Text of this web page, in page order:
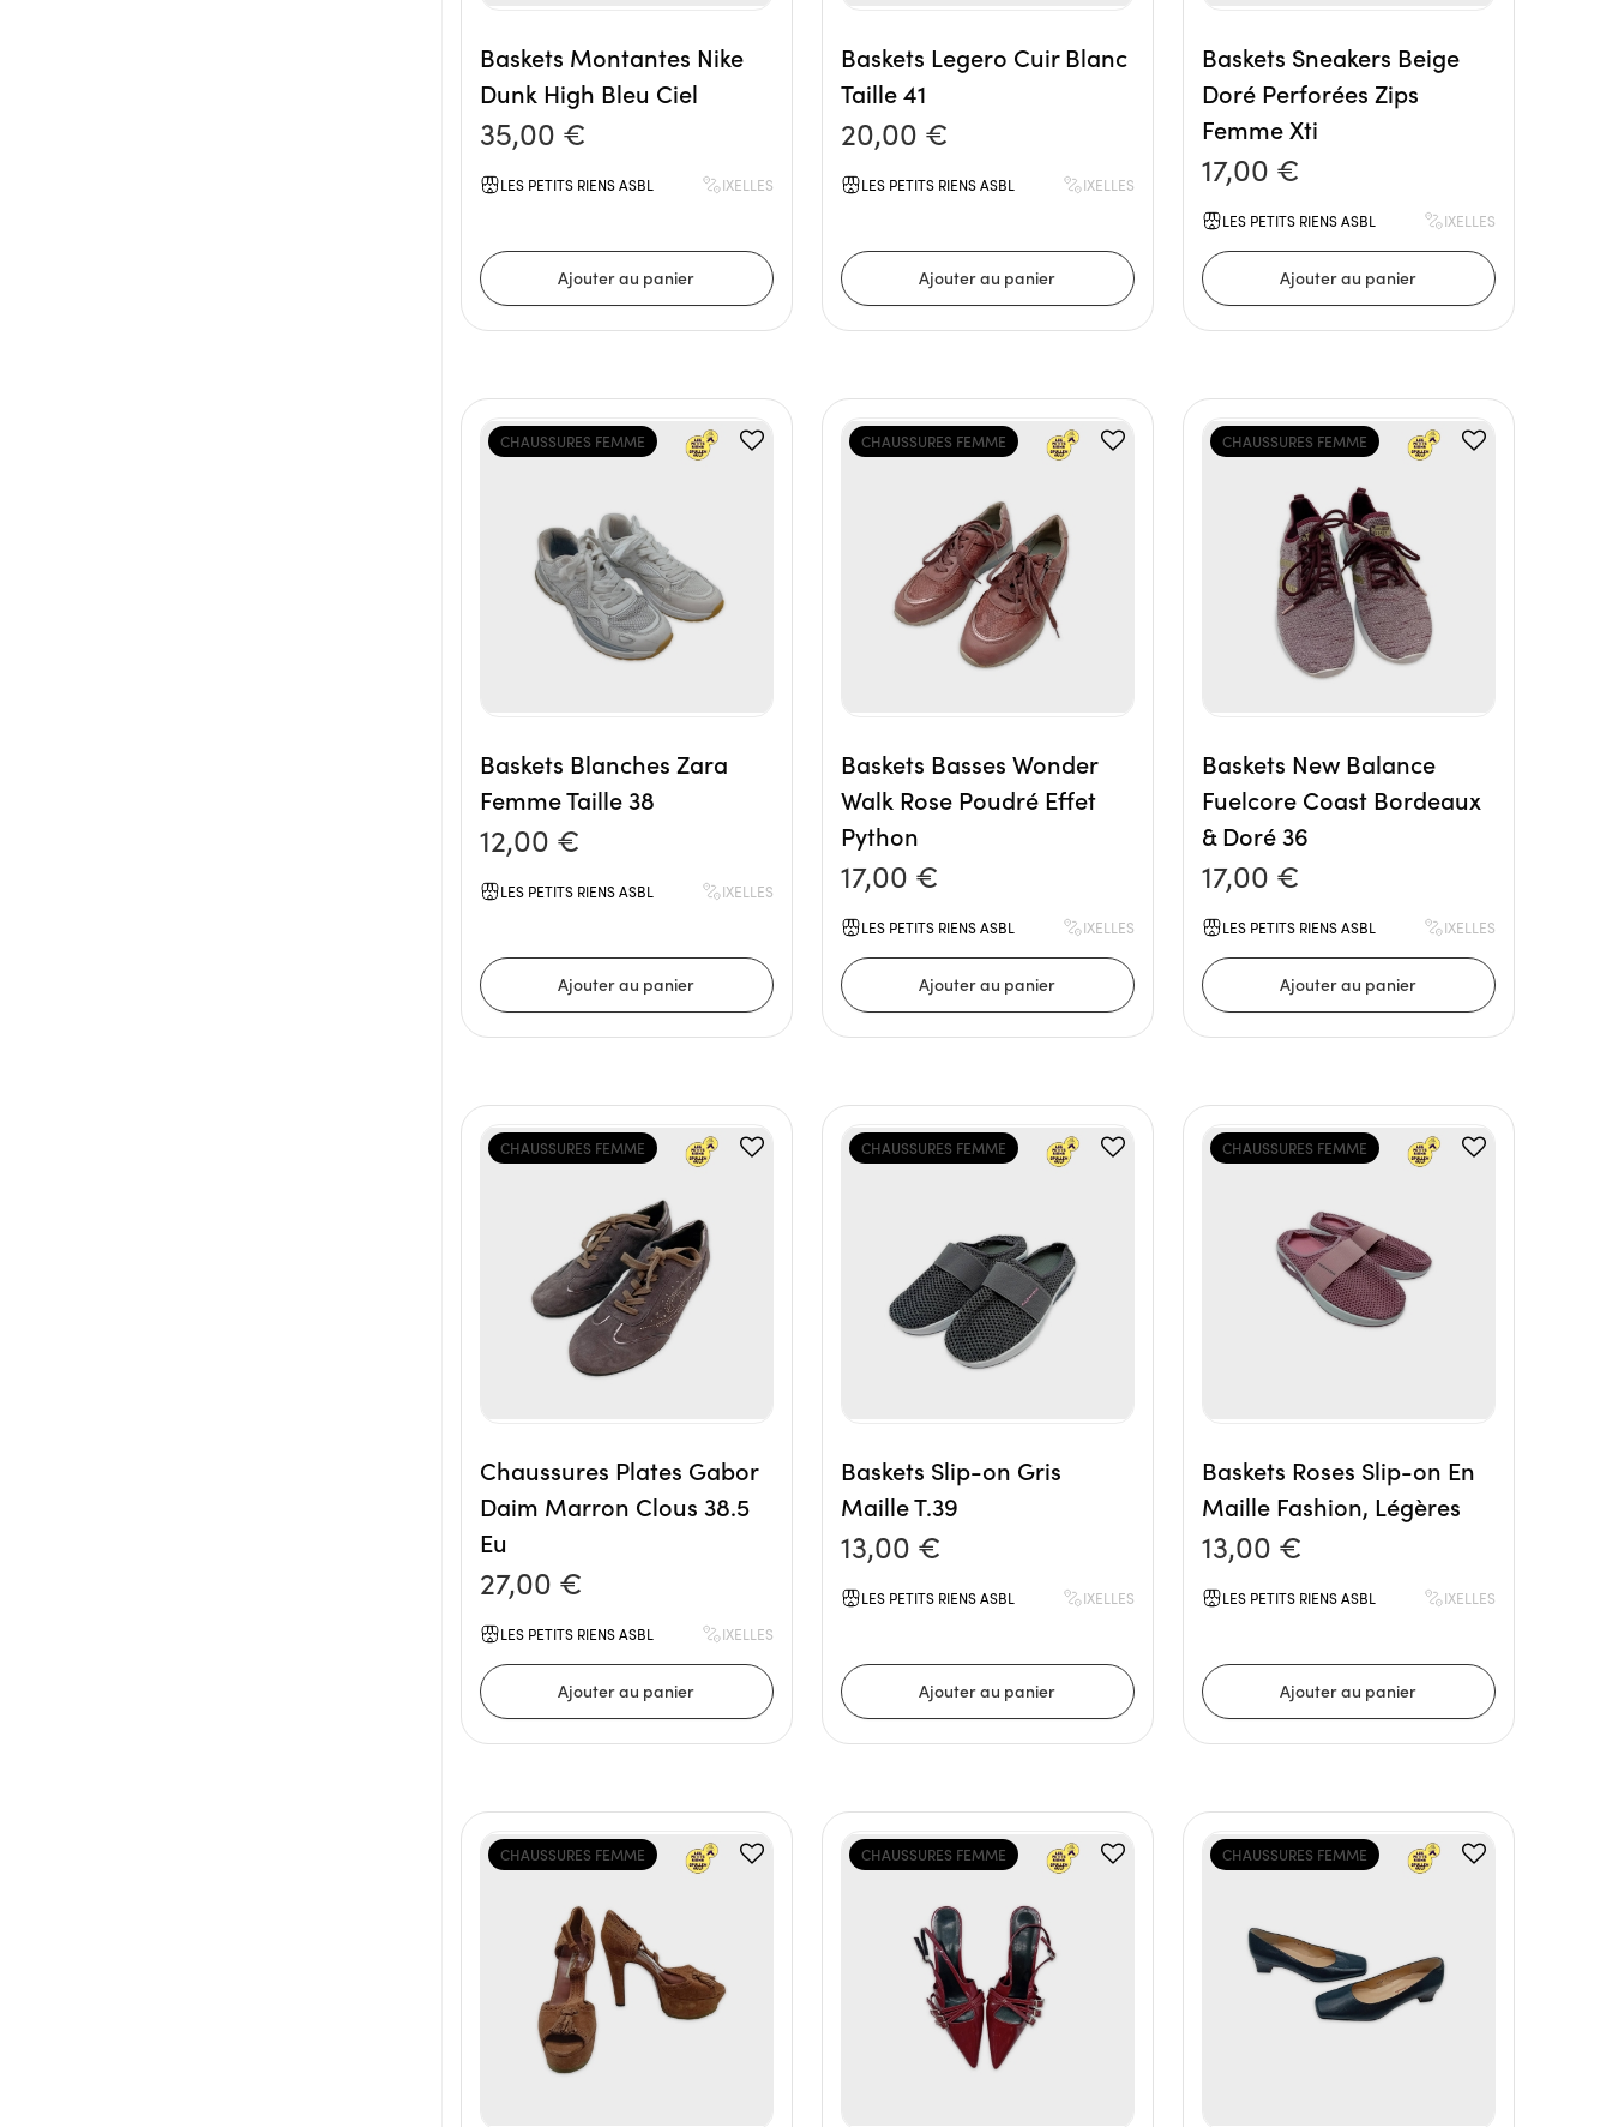
Baskets Montantes Nike
Dunk High Bleu Ciel
35,00 €
LES PETITS RIENS ASBL IXELLES
Baskets Legero Cuir Blanc
Taille 41
20,00 €
LES PETITS RIENS ASBL IXELLES
Baskets Sneakers Beige
Doré Perforées Zips
Femme Xti
17,00 €
LES PETITS RIENS ASBL IXELLES
CHAUSSURES FEMME
Baskets Blanches Zara
Femme Taille 38
12,00 €
LES PETITS RIENS ASBL IXELLES
CHAUSSURES FEMME
Baskets Basses Wonder
Walk Rose Poudré Effet
Python
17,00 €
LES PETITS RIENS ASBL IXELLES
CHAUSSURES FEMME
Baskets New Balance
Fuelcore Coast Bordeaux
& Doré 36
17,00 €
LES PETITS RIENS ASBL IXELLES
CHAUSSURES FEMME
Chaussures Plates Gabor
Daim Marron Clous 38.5
Eu
27,00 €
LES PETITS RIENS ASBL IXELLES
CHAUSSURES FEMME
Baskets Slip-on Gris
Maille T.39
13,00 €
LES PETITS RIENS ASBL IXELLES
CHAUSSURES FEMME
Baskets Roses Slip-on En
Maille Fashion, Légères
13,00 €
LES PETITS RIENS ASBL IXELLES
CHAUSSURES FEMME CHAUSSURES FEMME CHAUSSURES FEMME